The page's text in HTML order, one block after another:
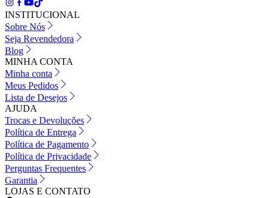
INSTITUCIONAL
Sobre Nós
Seja Revendedora
Blog
MINHA CONTA
Minha conta
Meus Pedidos
Lista de Desejos
AJUDA
Trocas e Devoluções
Política de Entrega
Política de Pagamento
Política de Privacidade
Perguntas Frequentes
Garantia
LOJAS E CONTATO